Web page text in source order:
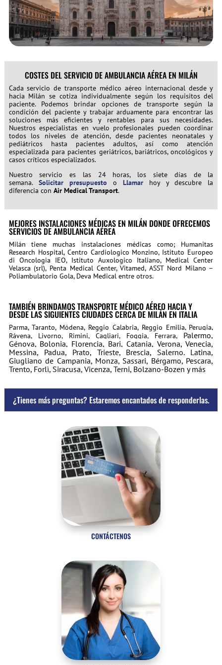
COSTES DEL SERVICIO DE AMBULANCIA AÉREA EN MILÁN
Cada servicio de transporte médico aéreo internacional desde y
hacia Milán se cotiza individualmente según los requisitos del
paciente. Podemos brindar opciones de transporte según la
condición del paciente y trabajar arduamente para encontrar las
soluciones más eficientes y rentables para sus necesidades.
Nuestros especialistas en vuelo profesionales pueden coordinar
todos los niveles de atención, desde pacientes neonatales y
pediátricos hasta pacientes adultos, así como atención
especializada para pacientes geriátricos, bariátricos, oncológicos y
casos críticos especializados.
Nuestro servicio es las 24 horas, los siete días de la
semana. Solicitar presupuesto o Llamarhoy y descubre la
diferencia con Air Medical Transport.
MEJORES INSTALACIONES MÉDICAS EN MILÁN DONDE OFRECEMOS
SERVICIOS DE AMBULANCIA AÉREA
Milán tiene muchas instalaciones médicas como; Humanitas
Research Hospital, Centro Cardiologico Monzino, Istituto Europeo
di Oncologia IEO, Istituto Auxologico Italiano, Medical Center
Velasca (srl), Penta Medical Center, Vitamed, ASST Nord Milano –
Poliambulatorio Gola, Deva Medical entre otros.
TAMBIÉN BRINDAMOS TRANSPORTE MÉDICO AÉREO HACIA Y
DESDE LAS SIGUIENTES CIUDADES CERCA DE MILÁN EN ITALIA
Parma, Taranto, Módena, Reggio Calabria, Reggio Emilia, Perugia,
Rávena, Livorno, Rimini, Cagliari, Foggia, Ferrara, Palermo,
Génova, Bolonia, Florencia, Bari, Catania, Verona, Venecia,
Messina, Padua, Prato, Trieste, Brescia, Salerno. Latina,
Giugliano de Campania, Monza, Sassari, Bérgamo, Pescara,
Trento, Forlì, Siracusa, Vicenza, Terni, Bolzano-Bozen y más
¿Tienes más preguntas? Estaremos encantados de responderlas.
CONTÁCTENOS